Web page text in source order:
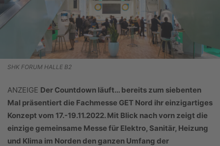
SHK FORUM HALLE B2
ANZEIGE Der Countdown läuft… bereits zum siebenten
Mal präsentiert die Fachmesse GET Nord ihr einzigartiges
Konzept vom 17.-19.11.2022. Mit Blick nach vorn zeigt die
einzige gemeinsame Messe für Elektro, Sanitär, Heizung
und Klima im Norden den ganzen Umfang der